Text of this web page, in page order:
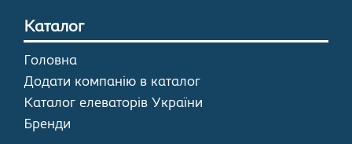
Каталог
Головна
Додати компанію в каталог
Каталог елеваторів України
Бренди